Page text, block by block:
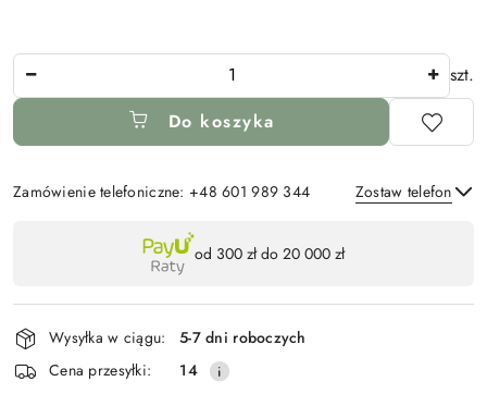
szt.
Do koszyka
Zamówienie telefoniczne: +48 601 989 344 Zostaw telefon
płatność
i
dostawa
od 300 zł do 20 000 zł
Wysyłka w ciągu:
5-7 dni roboczych
Cena przesyłki:
14